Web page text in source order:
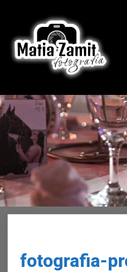
fotografia-